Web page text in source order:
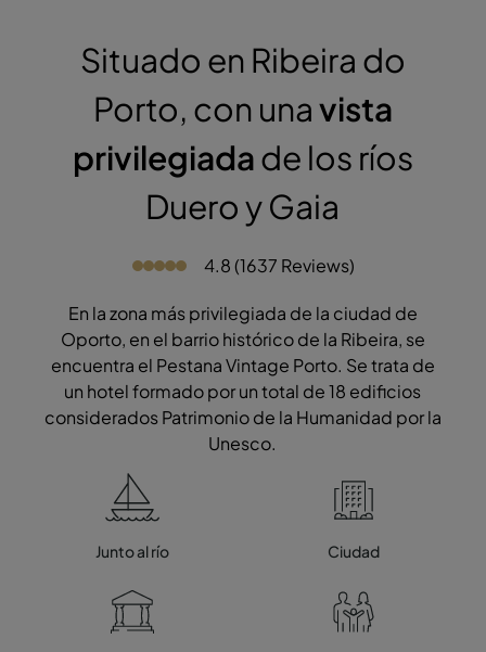
Situado en Ribeira do
Porto, con unavista
privilegiadade los ríos
Duero y Gaia
4.8 (1637 Reviews)
En la zona más privilegiada de la ciudad de
Oporto, en el barrio histórico de la Ribeira, se
encuentra el Pestana Vintage Porto. Se trata de
un hotel formado por un total de 18 edificios
considerados Patrimonio de la Humanidad por la
Unesco.
Junto al río Ciudad